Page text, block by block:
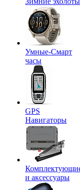
Умные-Смарт
часы
GPS
Навигаторы
и аксессуары